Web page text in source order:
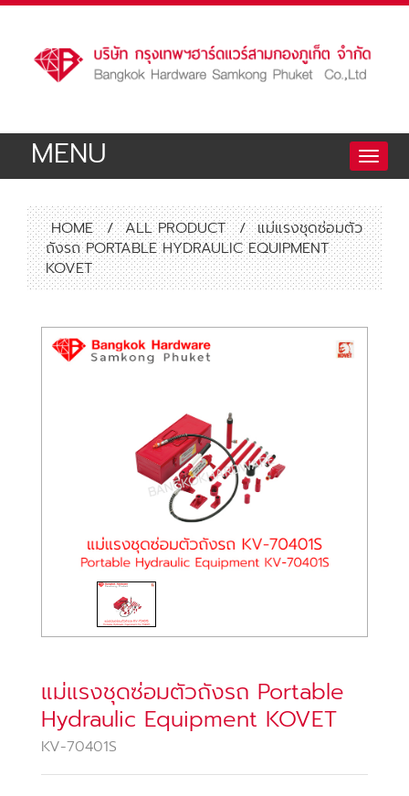
Toggle
MENU
HOME / ALL PRODUCT / แม่แรงชุดซ่อมตัว
ถังรถ PORTABLE HYDRAULIC EQUIPMENT
KOVET
แม่แรงชุดซ่อมตัวถังรถ Portable
Hydraulic Equipment KOVET
KV-70401S